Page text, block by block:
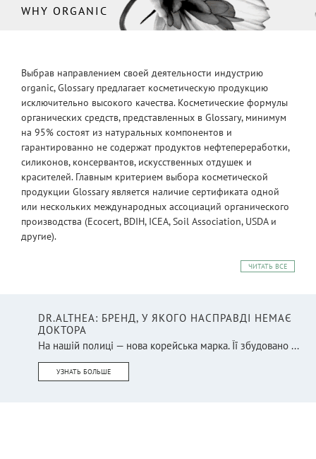
WHY ORGANIC
Выбрав направлением своей деятельности индустрию
organic, Glossary предлагает косметическую продукцию
исключительно высокого качества. Косметические формулы
органических средств, представленных в Glossary, минимум
на 95% состоят из натуральных компонентов и
гарантированно не содержат продуктов нефтепереработки,
силиконов, консервантов, искусственных отдушек и
красителей. Главным критерием выбора косметической
продукции Glossary является наличие сертификата одной
или нескольких международных ассоциаций органического
производства (Ecocert, BDIH, ICEA, Soil Association, USDA и
другие).
ЧИТАТЬ ВСЕ
DR.ALTHEA: БРЕНД, У ЯКОГО НАСПРАВДІ НЕМАЄ
ДОКТОРА
На нашій полиці — нова корейська марка. Її збудовано ...
УЗНАТЬ БОЛЬШЕ